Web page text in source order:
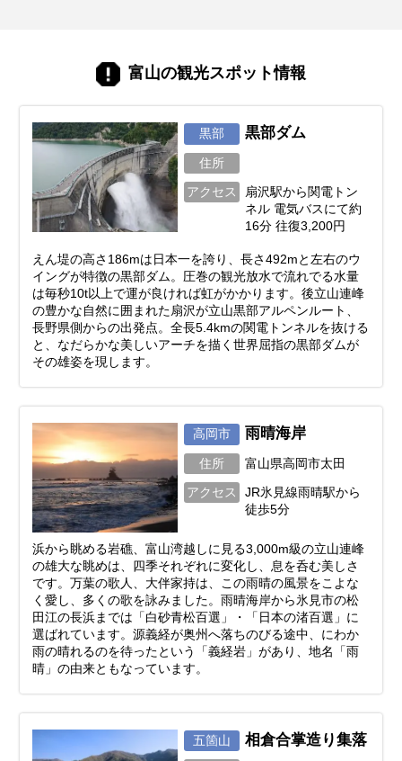
富山の観光スポット情報
黒部 黒部ダム
住所
アクセス
扇沢駅から関電トン
ネル 電気バスにて約
16分 往復3,200円
えん堤の高さ186mは日本一を誇り、長さ492mと左右のウ
イングが特徴の黒部ダム。圧巻の観光放水で流れでる水量
は毎秒10t以上で運が良ければ虹がかかります。後立山連峰
の豊かな自然に囲まれた扇沢が立山黒部アルペンルート、
長野県側からの出発点。全長5.4kmの関電トンネルを抜ける
と、なだらかな美しいアーチを描く世界屈指の黒部ダムが
その雄姿を現します。
高岡市 雨晴海岸
住所 富山県高岡市太田
アクセス
JR氷見線雨晴駅から
徒歩5分
浜から眺める岩礁、富山湾越しに見る3,000m級の立山連峰
の雄大な眺めは、四季それぞれに変化し、息を呑む美しさ
です。万葉の歌人、大伴家持は、この雨晴の風景をこよな
く愛し、多くの歌を詠みました。雨晴海岸から氷見市の松
田江の長浜までは「白砂青松百選」・「日本の渚百選」に
選ばれています。源義経が奥州へ落ちのびる途中、にわか
雨の晴れるのを待ったという「義経岩」があり、地名「雨
晴」の由来ともなっています。
五箇山 相倉合掌造り集落